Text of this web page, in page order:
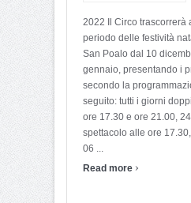
2022 Il Circo trascorrerà
periodo delle festività
San Poalo dal 10
gennaio, presentando i
secondo la
seguito: tutti i giorni
ore 17.30 e ore 21.00,
spettacolo alle ore
06 ...
Read more ›